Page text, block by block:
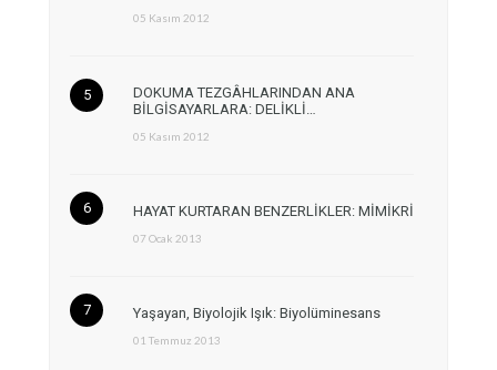
05 Kasım 2012
DOKUMA TEZGÂHLARINDAN ANA
BİLGİSAYARLARA: DELİKLİ…
05 Kasım 2012
HAYAT KURTARAN BENZERLİKLER: MİMİKRİ
07 Ocak 2013
Yaşayan, Biyolojik Işık: Biyolüminesans
01 Temmuz 2013